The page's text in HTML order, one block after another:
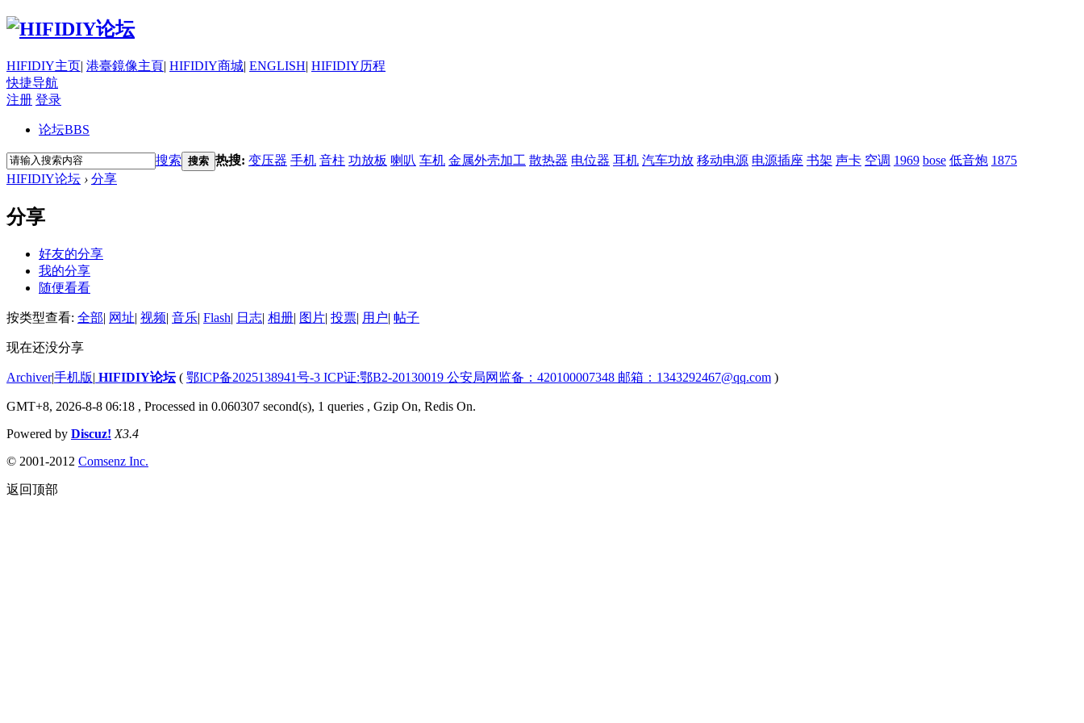
HIFIDIY主页| 港臺鏡像主頁| HIFIDIY商城| ENGLISH| HIFIDIY历程
快捷导航
注册 登录
论坛BBS
搜索 搜索 热搜: 变压器 手机 音柱 功放板 喇叭 车机 金属外壳加工 散热器 电位器 耳机 汽车功放 移动电源 电源插座 书架 声卡 空调 1969 bose 低音炮 1875
HIFIDIY论坛 › 分享
分享
好友的分享
我的分享
随便看看
按类型查看: 全部| 网址| 视频| 音乐| Flash| 日志| 相册| 图片| 投票| 用户| 帖子
现在还没分享
Archiver|手机版| HIFIDIY论坛( 鄂ICP备2025138941号-3 ICP证:鄂B2-20130019 公安局网监备：420100007348 邮箱：1343292467@qq.com )
GMT+8, 2026-8-8 06:18 , Processed in 0.060307 second(s), 1 queries , Gzip On, Redis On.
Powered by Discuz! X3.4
© 2001-2012 Comsenz Inc.
返回顶部